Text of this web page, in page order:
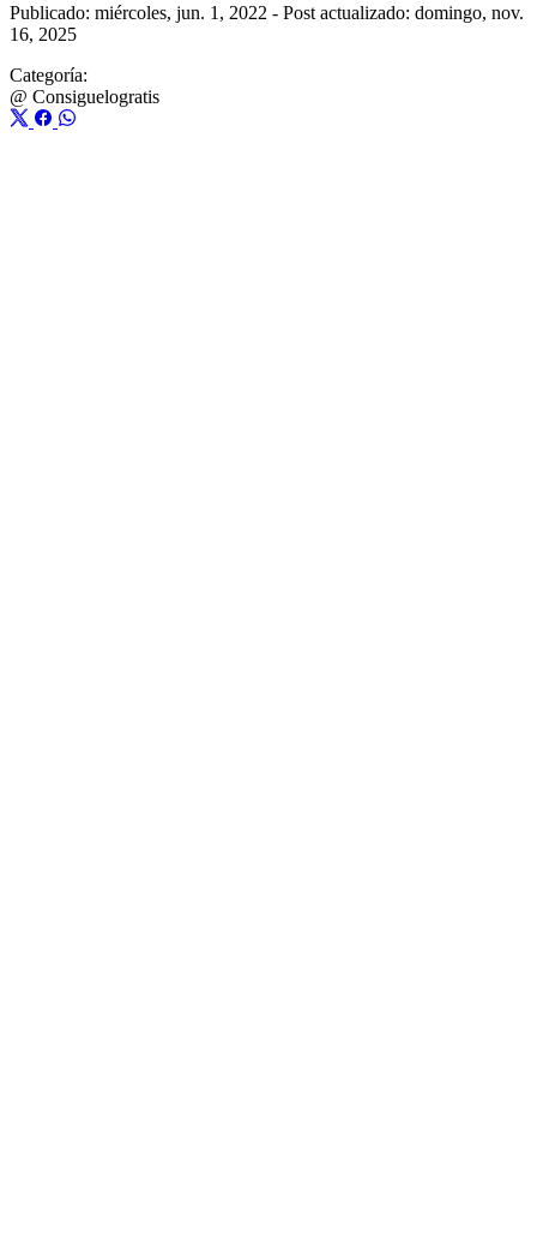
Publicado: miércoles, jun. 1, 2022 - Post actualizado: domingo, nov.
16, 2025
Categoría:
@ Consiguelogratis